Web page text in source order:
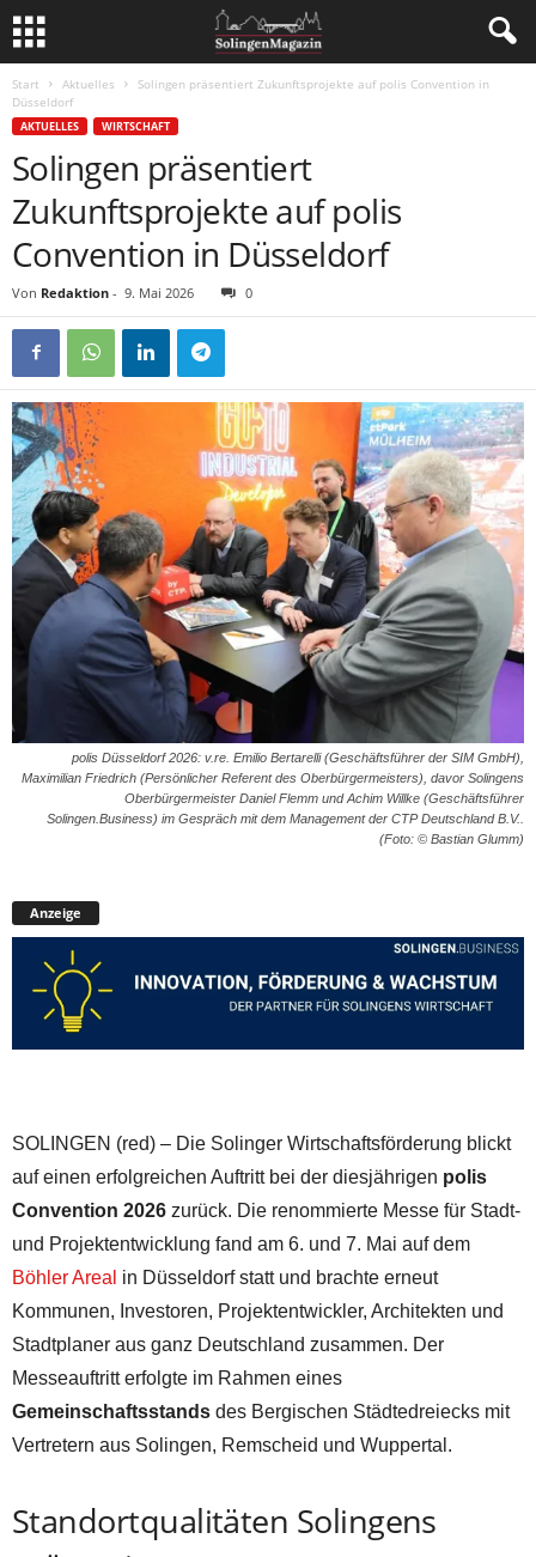
Start Aktuelles
Solingen präsentiert Zukunftsprojekte auf polis Convention in
Düsseldorf
AKTUELLES WIRTSCHAFT
Solingen präsentiert
Zukunftsprojekte auf polis
Convention in Düsseldorf
Von Redaktion - 9. Mai 2026 0
polis Düsseldorf 2026: v.re. Emilio Bertarelli (Geschäftsführer der SIM GmbH),
Maximilian Friedrich (Persönlicher Referent des Oberbürgermeisters), davor Solingens
Oberbürgermeister Daniel Flemm und Achim Willke (Geschäftsführer
Solingen.Business) im Gespräch mit dem Management der CTP Deutschland B.V..
(Foto: © Bastian Glumm)
Anzeige
SOLINGEN (red) – Die Solinger Wirtschaftsförderung blickt
auf einen erfolgreichen Auftritt bei der diesjährigen polis
Convention 2026 zurück. Die renommierte Messe für Stadt-
und Projektentwicklung fand am 6. und 7. Mai auf dem
Böhler Areal in Düsseldorf statt und brachte erneut
Kommunen, Investoren, Projektentwickler, Architekten und
Stadtplaner aus ganz Deutschland zusammen. Der
Messeauftritt erfolgte im Rahmen eines
Gemeinschaftsstands des Bergischen Städtedreiecks mit
Vertretern aus Solingen, Remscheid und Wuppertal.
Standortqualitäten Solingens